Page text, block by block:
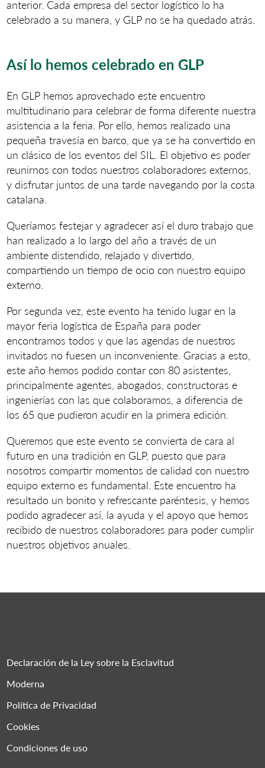
anterior. Cada empresa del sector logístico lo ha
celebrado a su manera, y GLP no se ha quedado atrás.
Así lo hemos celebrado en GLP
En GLP hemos aprovechado este encuentro
multitudinario para celebrar de forma diferente nuestra
asistencia a la feria. Por ello, hemos realizado una
pequeña travesía en barco, que ya se ha convertido en
un clásico de los eventos del SIL. El objetivo es poder
reunirnos con todos nuestros colaboradores externos,
y disfrutar juntos de una tarde navegando por la costa
catalana.
Queríamos festejar y agradecer así el duro trabajo que
han realizado a lo largo del año a través de un
ambiente distendido, relajado y divertido,
compartiendo un tiempo de ocio con nuestro equipo
externo.
Por segunda vez, este evento ha tenido lugar en la
mayor feria logística de España para poder
encontramos todos y que las agendas de nuestros
invitados no fuesen un inconveniente. Gracias a esto,
este año hemos podido contar con 80 asistentes,
principalmente agentes, abogados, constructoras e
ingenierías con las que colaboramos, a diferencia de
los 65 que pudieron acudir en la primera edición.
Queremos que este evento se convierta de cara al
futuro en una tradición en GLP, puesto que para
nosotros compartir momentos de calidad con nuestro
equipo externo es fundamental. Este encuentro ha
resultado un bonito y refrescante paréntesis, y hemos
podido agradecer así, la ayuda y el apoyo que hemos
recibido de nuestros colaboradores para poder cumplir
nuestros objetivos anuales.
Declaración de la Ley sobre la Esclavitud
Moderna
Política de Privacidad
Cookies
Condiciones de uso